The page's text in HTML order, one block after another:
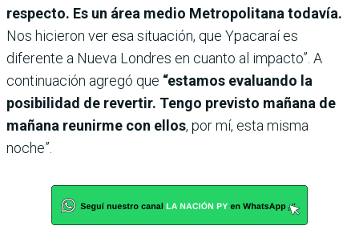
respecto. Es un área medio Metropolitana todavía.
Nos hicieron ver esa situación, que Ypacaraí es
diferente a Nueva Londres en cuanto al impacto”. A
continuación agregó que “estamos evaluando la
posibilidad de revertir. Tengo previsto mañana de
mañana reunirme con ellos, por mí, esta misma
noche”.